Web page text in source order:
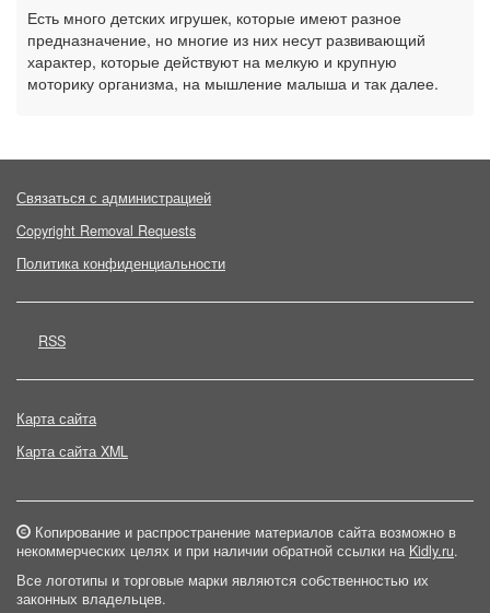
Есть много детских игрушек, которые имеют разное
предназначение, но многие из них несут развивающий
характер, которые действуют на мелкую и крупную
моторику организма, на мышление малыша и так далее.
Связаться с администрацией
Copyright Removal Requests
Политика конфиденциальности
RSS
Карта сайта
Карта сайта XML
Копирование и распространение материалов сайта возможно в
некоммерческих целях и при наличии обратной ссылки на Kidly.ru.
Все логотипы и торговые марки являются собственностью их
законных владельцев.